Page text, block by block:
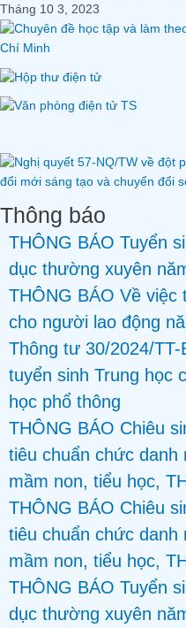
Tháng 10 3, 2023
Thông báo
THÔNG BÁO Tuyển
dục thường xuyên
THÔNG BÁO Về việc
cho người lao động
Thông tư 30/2024/
tuyển sinh Trung học
học phổ thông
THÔNG BÁO Chiêu
tiêu chuẩn chức danh
mầm non, tiểu học,
THÔNG BÁO Chiêu
tiêu chuẩn chức danh
mầm non, tiểu học,
THÔNG BÁO Tuyển
dục thường xuyên